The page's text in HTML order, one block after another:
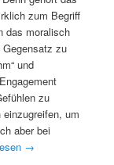
zum Begriff
das moralisch
zu
und
zu
um
aber bei
→